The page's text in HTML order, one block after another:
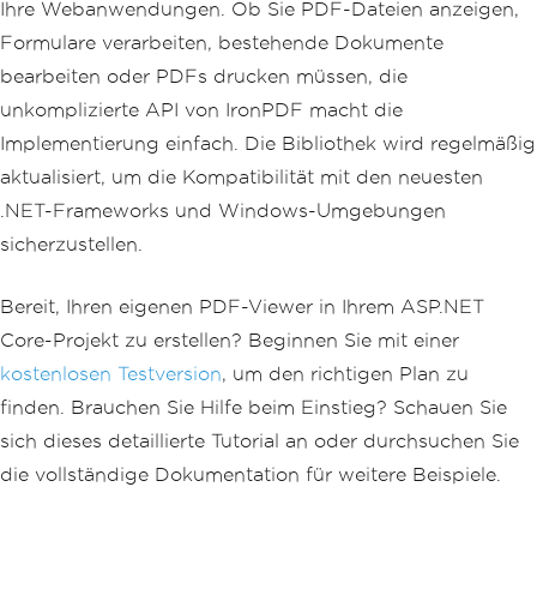
Ihre Webanwendungen. Ob Sie PDF-Dateien anzeigen,
Formulare verarbeiten, bestehende Dokumente
bearbeiten oder PDFs drucken müssen, die
unkomplizierte API von IronPDF macht die
Implementierung einfach. Die Bibliothek wird regelmäßig
aktualisiert, um die Kompatibilität mit den neuesten
.NET-Frameworks und Windows-Umgebungen
sicherzustellen.
Bereit, Ihren eigenen PDF-Viewer in Ihrem ASP.NET
Core-Projekt zu erstellen? Beginnen Sie mit einer
kostenlosen Testversion, um den richtigen Plan zu
finden. Brauchen Sie Hilfe beim Einstieg? Schauen Sie
sich dieses detaillierte Tutorial an oder durchsuchen Sie
die vollständige Dokumentation für weitere Beispiele.